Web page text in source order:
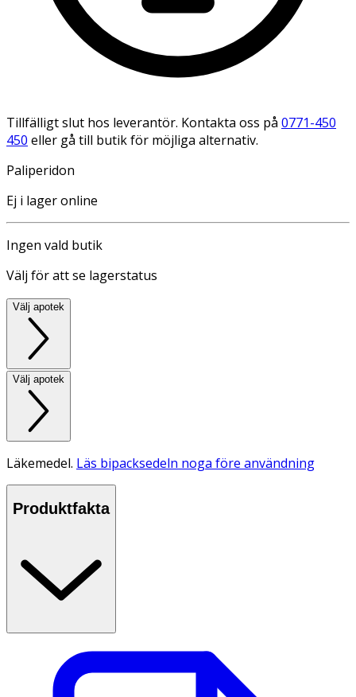
Tillfälligt slut hos leverantör. Kontakta oss på 0771-450
450 eller gå till butik för möjliga alternativ.
Paliperidon
Ej i lager online
Ingen vald butik
Välj för att se lagerstatus
Välj apotek
Välj apotek
Läkemedel. Läs bipacksedeln noga före användning
Produktfakta